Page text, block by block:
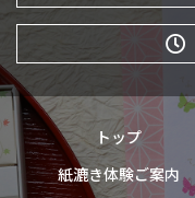
トップ
紙漉き体験ご案内